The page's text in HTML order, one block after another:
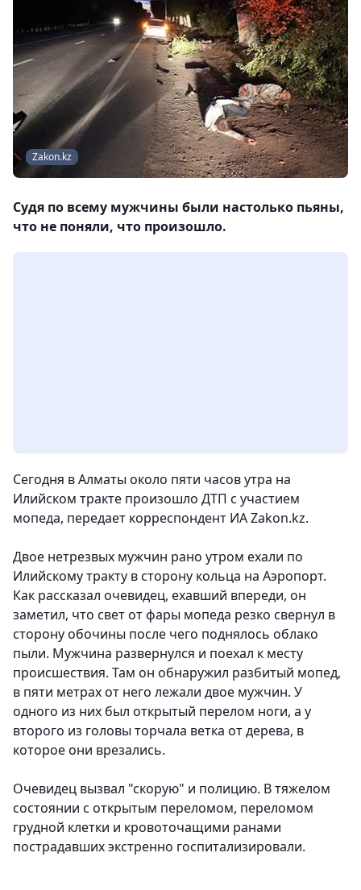
Zakon.kz
Судя по всему мужчины были настолько пьяны,
что не поняли, что произошло.
Сегодня в Алматы около пяти часов утра на
Илийском тракте произошло ДТП с участием
мопеда, передает корреспондент ИА Zakon.kz.
Двое нетрезвых мужчин рано утром ехали по
Илийскому тракту в сторону кольца на Аэропорт.
Как рассказал очевидец, ехавший впереди, он
заметил, что свет от фары мопеда резко свернул в
сторону обочины после чего поднялось облако
пыли. Мужчина развернулся и поехал к месту
происшествия. Там он обнаружил разбитый мопед,
в пяти метрах от него лежали двое мужчин. У
одного из них был открытый перелом ноги, а у
второго из головы торчала ветка от дерева, в
которое они врезались.
Очевидец вызвал "скорую" и полицию. В тяжелом
состоянии с открытым переломом, переломом
грудной клетки и кровоточащими ранами
пострадавших экстренно госпитализировали.